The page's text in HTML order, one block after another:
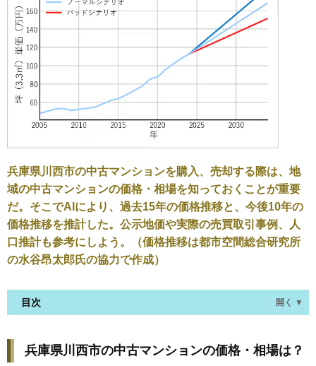
兵庫県川西市の中古マンションを購入、売却する際は、地
域の中古マンションの価格・相場を知っておくことが重要
だ。そこでAIにより、過去15年の価格推移と、今後10年の
価格推移を推計した。公示地価や実際の売買取引事例、人
口推計も参考にしよう。（価格推移は都市空間総合研究所
の水谷昂太郎氏の協力で作成）
目次 開く ▼
現在の価格は、2,369万円（10年前比+82.2%）
兵庫県川西市の中古マンションの価格・相場は？